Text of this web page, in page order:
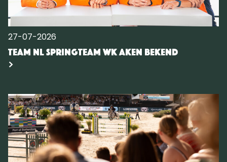
27-07-2026
Team NL springteam WK Aken bekend